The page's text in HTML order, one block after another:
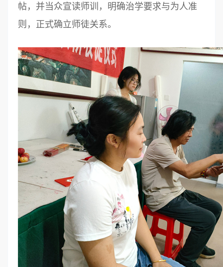
帖，并当众宣读师训，明确治学要求与为人准
则，正式确立师徒关系。